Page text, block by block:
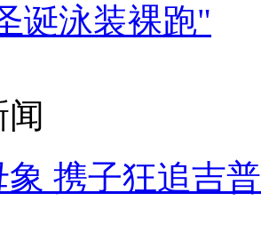
诞泳装裸跑"
象 携子狂追吉